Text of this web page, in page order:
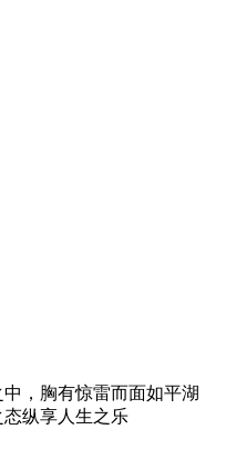
，胸有惊雷而面如平湖
态纵享人生之乐